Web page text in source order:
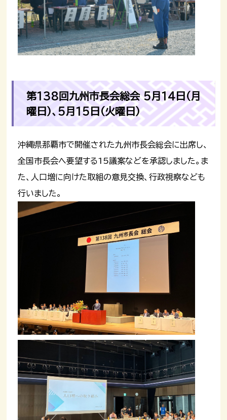
第138回九州市長会総会 5月14日（月
曜日）、5月15日（火曜日）
沖縄県那覇市で開催された九州市長会総会に出席し、
全国市長会へ要望する15議案などを承認しました。ま
た、人口増に向けた取組の意見交換、行政視察なども
行いました。